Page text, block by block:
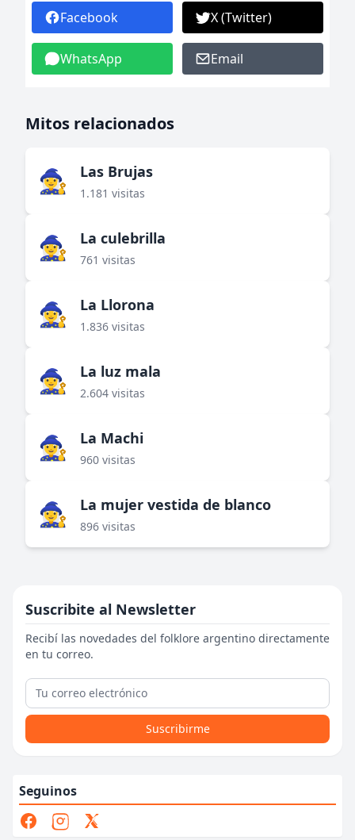
Facebook X (Twitter)
WhatsApp Email
Mitos relacionados
🧙‍♀️ Las Brujas
1.181 visitas
🧙‍♀️ La culebrilla
761 visitas
🧙‍♀️ La Llorona
1.836 visitas
🧙‍♀️ La luz mala
2.604 visitas
🧙‍♀️ La Machi
960 visitas
🧙‍♀️ La mujer vestida de blanco
896 visitas
Suscribite al Newsletter
Recibí las novedades del folklore argentino directamente
en tu correo.
Suscribirme
Seguinos